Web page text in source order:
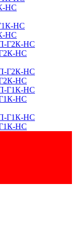
НС
НС
Г2К-НС
Г2К-НС
Г1К-НС
Г1К-НС